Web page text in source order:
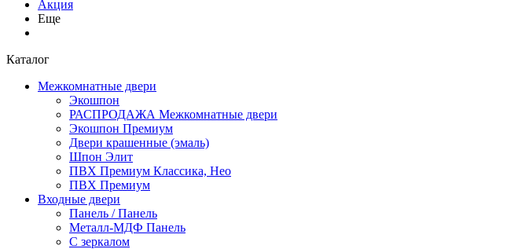
Акция
Еще
Каталог
Межкомнатные двери
Экошпон
РАСПРОДАЖА Межкомнатные двери
Экошпон Премиум
Двери крашенные (эмаль)
Шпон Элит
ПВХ Премиум Классика, Нео
ПВХ Премиум
Входные двери
Панель / Панель
Металл-МДФ Панель
С зеркалом